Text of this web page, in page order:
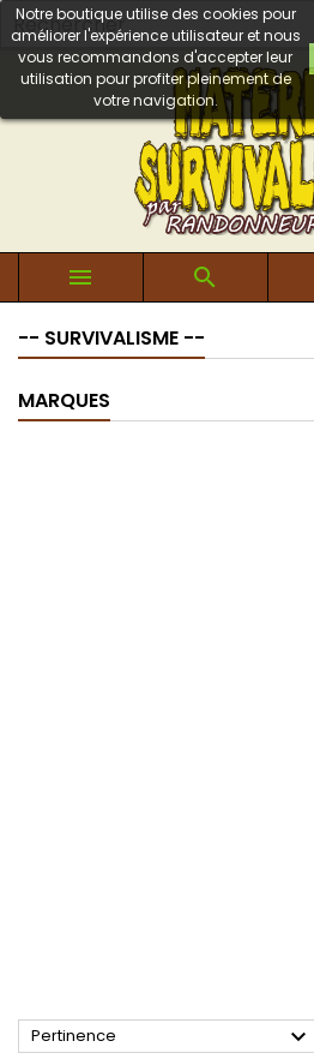
Notre boutique utilise des cookies pour
améliorer l'expérience utilisateur et nous
vous recommandons d'accepter leur
utilisation pour profiter pleinement de
votre navigation.
 
-- SURVIVALISME --
MARQUES
Pertinence 